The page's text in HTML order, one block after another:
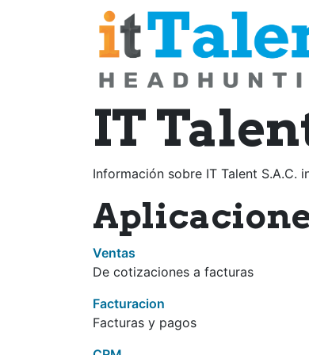
IT
Información sobre IT Talent S.A.C.
Ventas
De cotizaciones a facturas
Facturacion
Facturas y pagos